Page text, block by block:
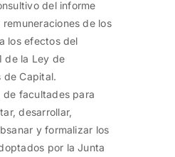
del informe
remuneraciones de los
los efectos del
de la Ley de
de Capital.
de facultades para
desarrollar,
y formalizar los
por la Junta